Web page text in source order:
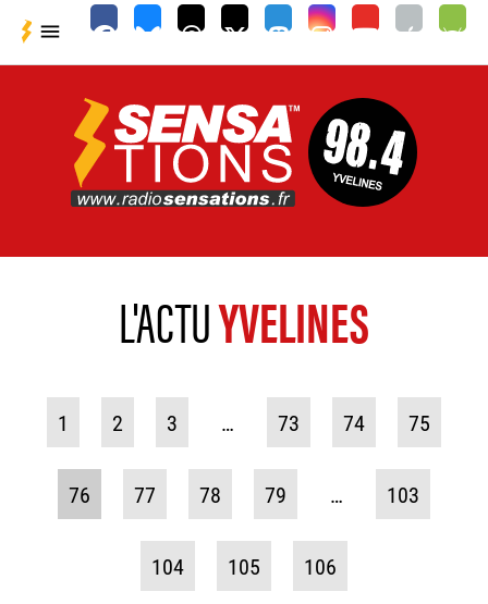

L'ACTUYVELINES
1 2 3 … 73 74 75
76 77 78 79 … 103
104 105 106